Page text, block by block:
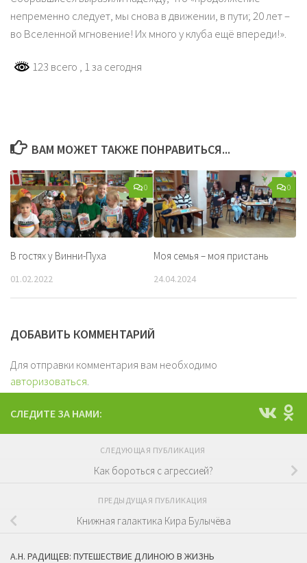
непременно следует, мы снова в движении, в пути; 20 лет –
во Вселенной мгновение! Их много у клуба ещё впереди!».
123 всего , 1 за сегодня
ВАМ МОЖЕТ ТАКЖЕ ПОНРАВИТЬСЯ...
0
В гостях у Винни-Пуха
01.02.2022
0
Моя семья – моя пристань
24.04.2024
ДОБАВИТЬ КОММЕНТАРИЙ
Для отправки комментария вам необходимо
авторизоваться
СЛЕДИТЕ ЗА НАМИ:
СЛЕДУЮЩАЯ ПУБЛИКАЦИЯ
Как бороться с агрессией?
ПРЕДЫДУЩАЯ ПУБЛИКАЦИЯ
Книжная галактика Кира Булычёва
А.Н. РАДИЩЕВ: ПУТЕШЕСТВИЕ ДЛИНОЮ В ЖИЗНЬ